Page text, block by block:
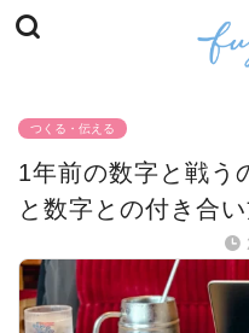
つくる・伝える
1年前の数字と戦う
と数字との付き合